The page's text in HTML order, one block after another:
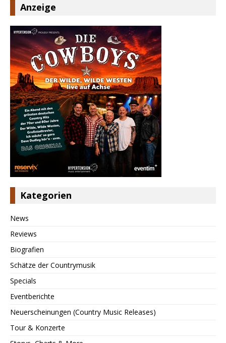
Anzeige
Kategorien
News
Reviews
Biografien
Schätze der Countrymusik
Specials
Eventberichte
Neuerscheinungen (Country Music Releases)
Tour & Konzerte